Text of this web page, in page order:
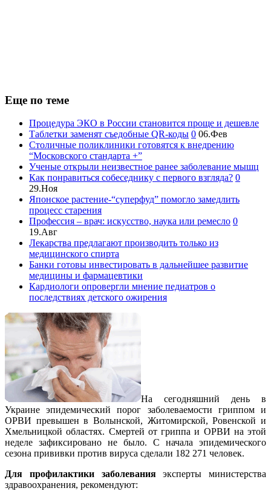
Еще по теме
Процедура ЭКО в России становится проще и дешевле
Таблетки заменят съедобные QR-коды 0 06.Фев
Столичные поликлиники готовятся к внедрению
“Московского стандарта +”
Ученые открыли неизвестное ранее заболевание мышц
Как понравиться собеседнику с первого взгляда? 0
29.Ноя
Японское растение-“суперфуд” помогло замедлить
процесс старения
Профессия – врач: искусство, наука или ремесло 0
19.Авг
Лекарства предлагают производить только из
медицинского спирта
Банки готовы инвестировать в дальнейшее развитие
медицины и фармацевтики
Кардиологи опровергли мнение педиатров о
последствиях детского ожирения
На сегодняшний день в
Украине эпидемический порог заболеваемости гриппом и
ОРВИ превышен в Волынской, Житомирской, Ровенской и
Хмельницкой областях. Смертей от гриппа и ОРВИ на этой
неделе зафиксировано не было. С начала эпидемического
сезона прививки против вируса сделали 182 271 человек.
Для профилактики заболеванияэксперты министерства
здравоохранения, рекомендуют: